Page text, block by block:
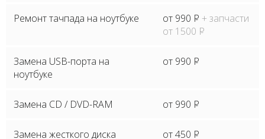
Ремонт тачпада на ноутбуке от 990 P + запчасти
от 1500 P
Замена USB-порта на
ноутбуке
от 990 P
Замена CD / DVD-RAM от 990 P
Замена жесткого диска от 450 P